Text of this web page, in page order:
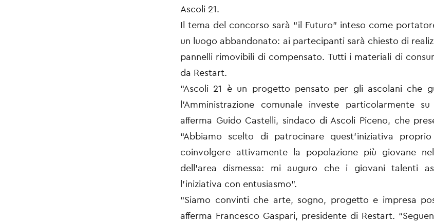
Ascoli 21.
Il tema del concorso sarà “il Futuro” inteso come
un luogo abbandonato: ai partecipanti sarà chiesto di
pannelli rimovibili di compensato. Tutti i materiali di
da Restart.
“Ascoli 21 è un progetto pensato per gli ascolani che
l’Amministrazione comunale investe particolarmente
afferma Guido Castelli, sindaco di Ascoli Piceno, che
“Abbiamo scelto di patrocinare quest’iniziativa
coinvolgere attivamente la popolazione più giovane
dell’area dismessa: mi auguro che i giovani talenti
l’iniziativa con entusiasmo”.
“Siamo convinti che arte, sogno, progetto e impresa
afferma Francesco Gaspari, presidente di Restart.